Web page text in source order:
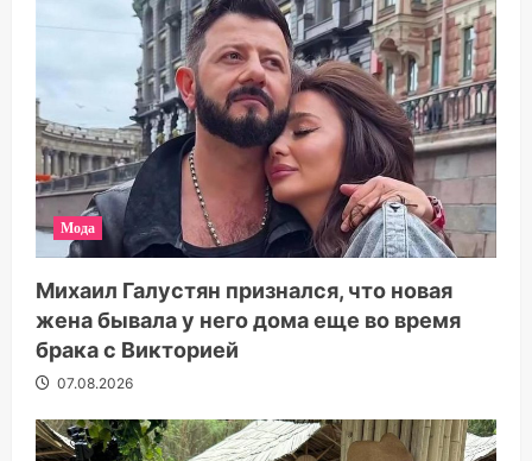
Мода
Михаил Галустян признался, что новая
жена бывала у него дома еще во время
брака с Викторией
07.08.2026